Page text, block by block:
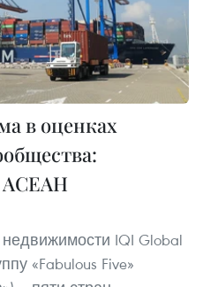
в оценках
АСЕАН
IQI Global
«Fabulous Five»